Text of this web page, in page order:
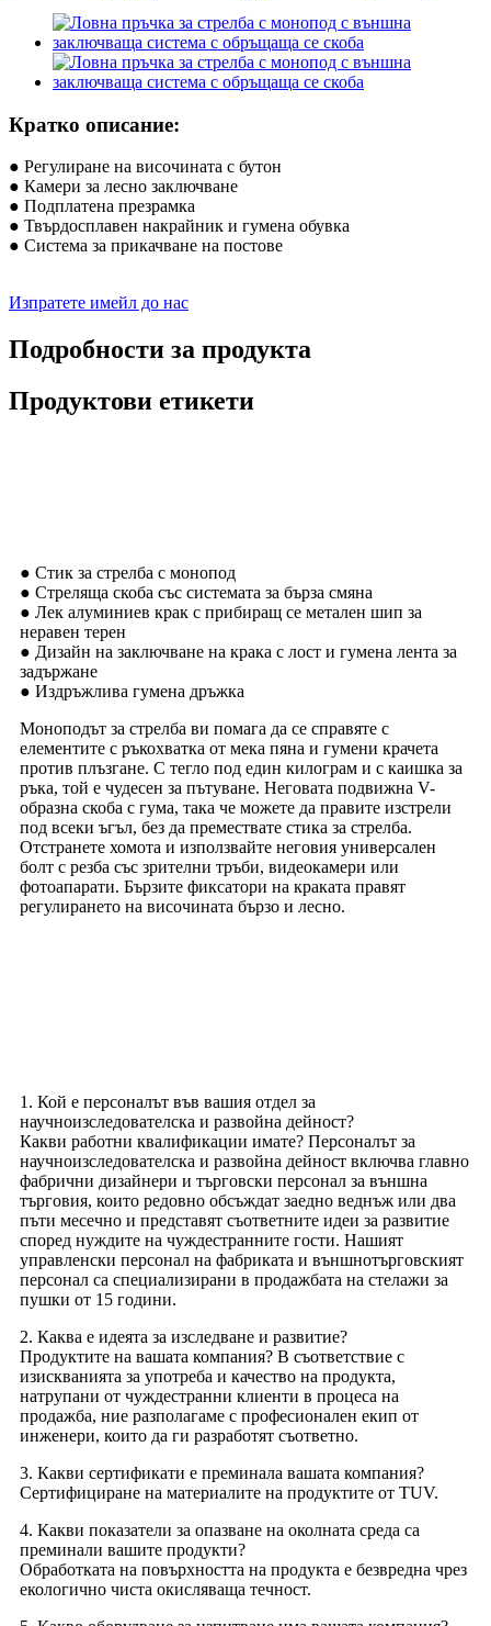
Кратко описание:
● Регулиране на височината с бутон
● Камери за лесно заключване
● Подплатена презрамка
● Твърдосплавен накрайник и гумена обувка
● Система за прикачване на постове
Изпратете имейл до нас
Подробности за продукта
Продуктови етикети
● Стик за стрелба с монопод
● Стреляща скоба със системата за бърза смяна
● Лек алуминиев крак с прибиращ се метален шип за
неравен терен
● Дизайн на заключване на крака с лост и гумена лента за
задържане
● Издръжлива гумена дръжка
Моноподът за стрелба ви помага да се справяте с
елементите с ръкохватка от мека пяна и гумени крачета
против плъзгане. С тегло под един килограм и с каишка за
ръка, той е чудесен за пътуване. Неговата подвижна V-
образна скоба с гума, така че можете да правите изстрели
под всеки ъгъл, без да премествате стика за стрелба.
Отстранете хомота и използвайте неговия универсален
болт с резба със зрителни тръби, видеокамери или
фотоапарати. Бързите фиксатори на краката правят
регулирането на височината бързо и лесно.
1. Кой е персоналът във вашия отдел за
научноизследователска и развойна дейност?
Какви работни квалификации имате? Персоналът за
научноизследователска и развойна дейност включва главно
фабрични дизайнери и търговски персонал за външна
търговия, които редовно обсъждат заедно веднъж или два
пъти месечно и представят съответните идеи за развитие
според нуждите на чуждестранните гости. Нашият
управленски персонал на фабриката и външнотърговският
персонал са специализирани в продажбата на стелажи за
пушки от 15 години.
2. Каква е идеята за изследване и развитие?
Продуктите на вашата компания? В съответствие с
изискванията за употреба и качество на продукта,
натрупани от чуждестранни клиенти в процеса на
продажба, ние разполагаме с професионален екип от
инженери, които да ги разработят съответно.
3. Какви сертификати е преминала вашата компания?
Сертифициране на материалите на продуктите от TUV.
4. Какви показатели за опазване на околната среда са
преминали вашите продукти?
Обработката на повърхността на продукта е безвредна чрез
екологично чиста окисляваща течност.